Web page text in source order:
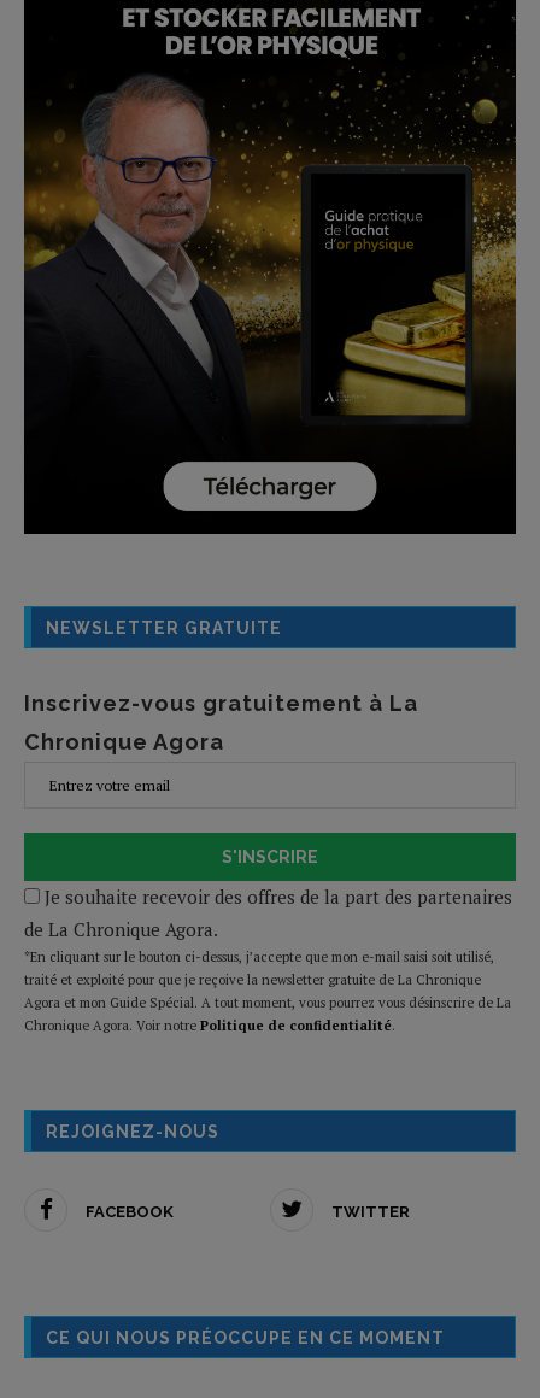
NEWSLETTER GRATUITE
Inscrivez-vous gratuitement à La
Chronique Agora
S'INSCRIRE
Je souhaite recevoir des offres de la part des partenaires
de La Chronique Agora.
*En cliquant sur le bouton ci-dessus, j’accepte que mon e-mail saisi soit utilisé,
traité et exploité pour que je reçoive la newsletter gratuite de La Chronique
Agora et mon Guide Spécial. A tout moment, vous pourrez vous désinscrire de La
Chronique Agora. Voir notre Politique de confidentialité.
REJOIGNEZ-NOUS
FACEBOOK TWITTER
CE QUI NOUS PRÉOCCUPE EN CE MOMENT